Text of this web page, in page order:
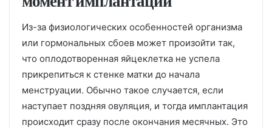
Из-за физиологических особенностей организма
или гормональных сбоев может произойти так,
что оплодотворенная яйцеклетка не успела
прикрепиться к стенке матки до начала
менструации. Обычно такое случается, если
наступает поздняя овуляция, и тогда имплантация
происходит сразу после окончания месячных. Это